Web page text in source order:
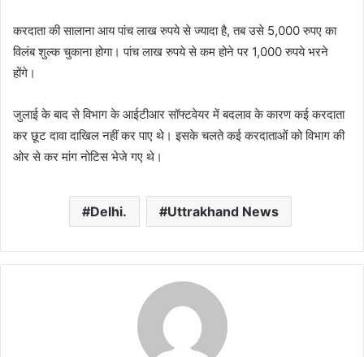
करदाता की सालाना आय पांच लाख रुपये से ज्यादा है, तब उसे 5,000 रुपए का
विलंब शुल्क चुकाना होगा। पांच लाख रुपये से कम होने पर 1,000 रुपये भरने
होंगे।
जुलाई के बाद से विभाग के आईटीआर सॉफ्टवेयर में बदलाव के कारण कई करदाता
कर छूट दावा दाखिल नहीं कर पाए थे। इसके चलते कई करदाताओं को विभाग की
ओर से कर मांग नोटिस भेजे गए थे।
Delhi. Uttrakhand News